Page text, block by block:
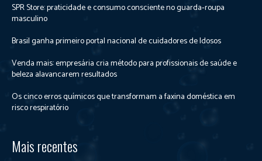
SPR Store: praticidade e consumo consciente no guarda‑roupa
masculino
Brasil ganha primeiro portal nacional de cuidadores de Idosos
Venda mais: empresária cria método para profissionais de saúde e
beleza alavancarem resultados
Os cinco erros químicos que transformam a faxina doméstica em
risco respiratório
Mais recentes